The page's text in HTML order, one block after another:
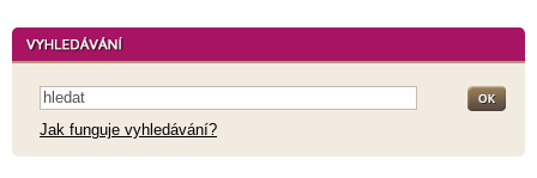
Jak funguje vyhledávání?